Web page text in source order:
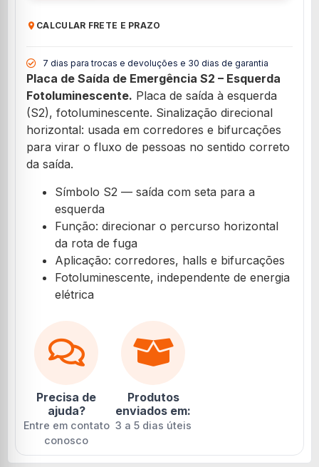
CALCULAR FRETE E PRAZO
7 dias para trocas e devoluções e 30 dias de garantia
Placa de Saída de Emergência S2 – Esquerda
Fotoluminescente. Placa de saída à esquerda
(S2), fotoluminescente. Sinalização direcional
horizontal: usada em corredores e bifurcações
para virar o fluxo de pessoas no sentido correto
da saída.
Símbolo S2 — saída com seta para a
esquerda
Função: direcionar o percurso horizontal
da rota de fuga
Aplicação: corredores, halls e bifurcações
Fotoluminescente, independente de energia
elétrica
Precisa de
ajuda?
Entre em contato
conosco
Produtos
enviados em:
3 a 5 dias úteis